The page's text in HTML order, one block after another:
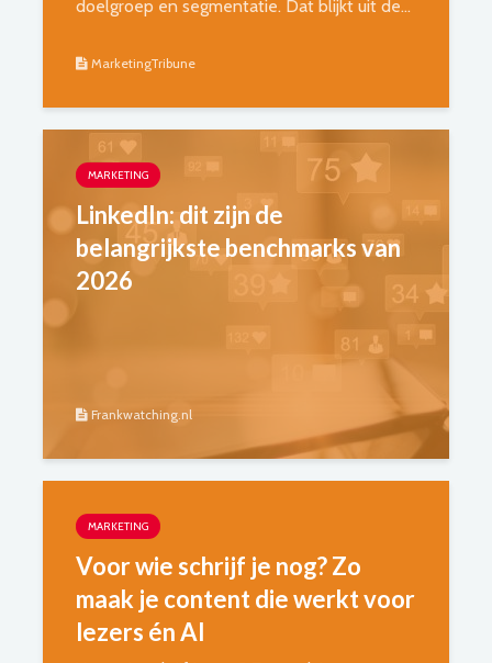
doelgroep en segmentatie. Dat blijkt uit de...
MarketingTribune
MARKETING
LinkedIn: dit zijn de
belangrijkste benchmarks van
2026
Frankwatching.nl
MARKETING
Voor wie schrijf je nog? Zo
maak je content die werkt voor
lezers én AI